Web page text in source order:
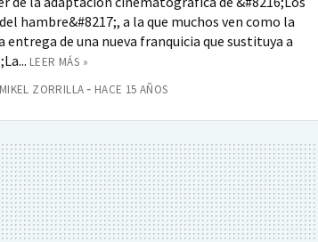
hambre&#8217;, a la que muchos ven como la
entrega de una nueva franquicia que sustituya a
LEER MÁS »
MIKEL ZORRILLA HACE 15 AÑOS